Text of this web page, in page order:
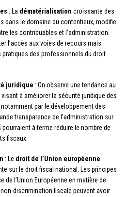
: La dématérialisation croissante des
dans le domaine du contentieux, modifie
les contribuables et l’administration.
l’accès aux voies de recours mais
des professionnels du droit
juridique : On observe une tendance au
à améliorer la sécurité juridique des
par le développement des
transparence de l’administration sur
à terme réduire le nombre de
fiscaux.
: Le droit de l’Union européenne
sur le droit fiscal national. Les principes
de l’Union Européenne en matière de
discrimination fiscale peuvent avoir